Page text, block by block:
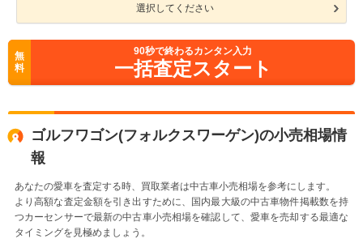
選択してください
無
料
90秒で終わるカンタン入力
一括査定スタート
ゴルフワゴン(フォルクスワーゲン)の小売相場情
報
あなたの愛車を査定する時、買取業者は中古車小売相場を参考にします。
より高額な査定金額を引き出すために、国内最大級の中古車物件掲載数を持
つカーセンサーで最新の中古車小売相場を確認して、愛車を売却する最適な
タイミングを見極めましょう。